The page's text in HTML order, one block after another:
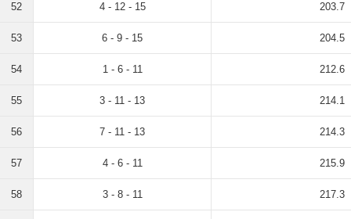
52 4 - 12 - 15 203.7
53 6 - 9 - 15 204.5
54 1 - 6 - 11 212.6
55 3 - 11 - 13 214.1
56 7 - 11 - 13 214.3
57 4 - 6 - 11 215.9
58 3 - 8 - 11 217.3